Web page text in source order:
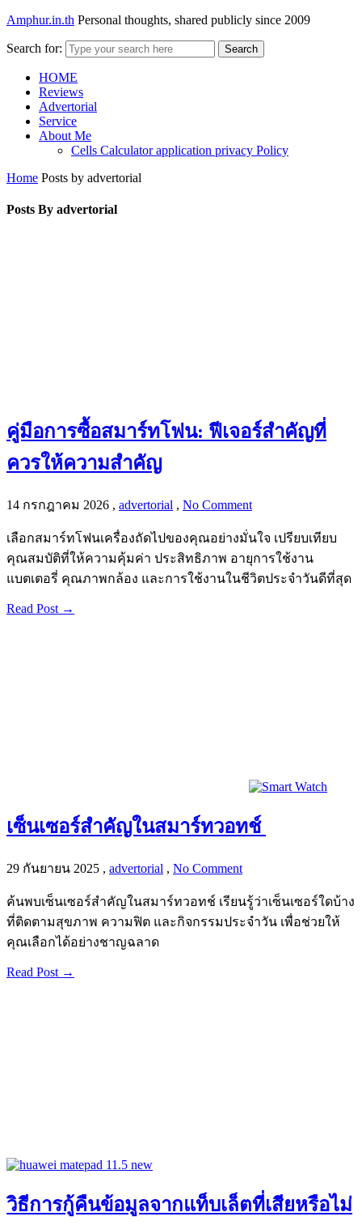
Amphur.in.th Personal thoughts, shared publicly since 2009
Search for: Search
HOME
Reviews
Advertorial
Service
About Me
Cells Calculator application privacy Policy
Home Posts by advertorial
Posts By advertorial
คู่มือการซื้อสมาร์ทโฟน: ฟีเจอร์สำคัญที่
ควรให้ความสำคัญ
14 กรกฎาคม 2026 , advertorial , No Comment
เลือกสมาร์ทโฟนเครื่องถัดไปของคุณอย่างมั่นใจ เปรียบเทียบ
คุณสมบัติที่ให้ความคุ้มค่า ประสิทธิภาพ อายุการใช้งาน
แบตเตอรี่ คุณภาพกล้อง และการใช้งานในชีวิตประจำวันดีที่สุด
Read Post →
เซ็นเซอร์สำคัญในสมาร์ทวอทช์
29 กันยายน 2025 , advertorial , No Comment
ค้นพบเซ็นเซอร์สำคัญในสมาร์ทวอทช์ เรียนรู้ว่าเซ็นเซอร์ใดบ้าง
ที่ติดตามสุขภาพ ความฟิต และกิจกรรมประจำวัน เพื่อช่วยให้
คุณเลือกได้อย่างชาญฉลาด
Read Post →
วิธีการกู้คืนข้อมูลจากแท็บเล็ตที่เสียหรือไม่